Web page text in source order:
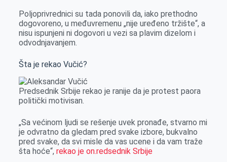
Poljoprivrednici su tada ponovili da, iako prethodno
dogovoreno, u međuvremenu „nije uređeno tržište“, a
nisu ispunjeni ni dogovori u vezi sa plavim dizelom i
odvodnjavanjem.
Šta je rekao Vučić?
Predsednik Srbije rekao je ranije da je protest paora
politički motivisan.
„Sa većinom ljudi se rešenje uvek pronađe, stvarno mi
je odvratno da gledam pred svake izbore, bukvalno
pred svake, da svi misle da vas ucene i da vam traže
šta hoće“, rekao je on.redsednik Srbije